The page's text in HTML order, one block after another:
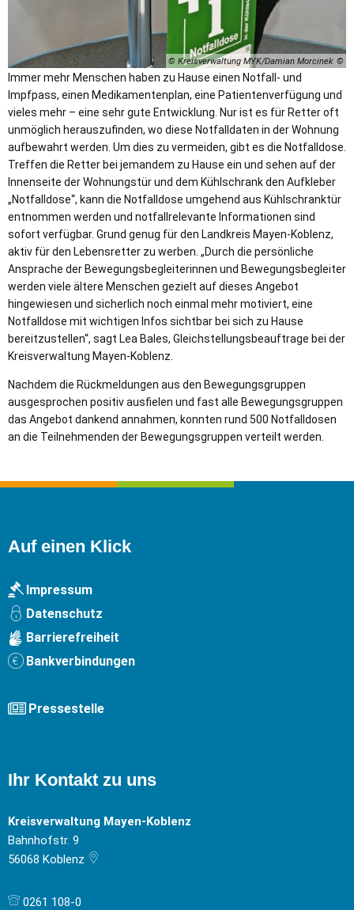
© Kreisverwaltung MYK/Damian Morcinek
Immer mehr Menschen haben zu Hause einen Notfall- und
Impfpass, einen Medikamentenplan, eine Patientenverfügung und
vieles mehr – eine sehr gute Entwicklung. Nur ist es für Retter oft
unmöglich herauszufinden, wo diese Notfalldaten in der Wohnung
aufbewahrt werden. Um dies zu vermeiden, gibt es die Notfalldose.
Treffen die Retter bei jemandem zu Hause ein und sehen auf der
Innenseite der Wohnungstür und dem Kühlschrank den Aufkleber
„Notfalldose“, kann die Notfalldose umgehend aus Kühlschranktür
entnommen werden und notfallrelevante Informationen sind
sofort verfügbar. Grund genug für den Landkreis Mayen-Koblenz,
aktiv für den Lebensretter zu werben. „Durch die persönliche
Ansprache der Bewegungsbegleiterinnen und Bewegungsbegleiter
werden viele ältere Menschen gezielt auf dieses Angebot
hingewiesen und sicherlich noch einmal mehr motiviert, eine
Notfalldose mit wichtigen Infos sichtbar bei sich zu Hause
bereitzustellen“, sagt Lea Bales, Gleichstellungsbeauftrage bei der
Kreisverwaltung Mayen-Koblenz.
Nachdem die Rückmeldungen aus den Bewegungsgruppen
ausgesprochen positiv ausfielen und fast alle Bewegungsgruppen
das Angebot dankend annahmen, konnten rund 500 Notfalldosen
an die Teilnehmenden der Bewegungsgruppen verteilt werden.
Auf einen Klick
Impressum
Datenschutz
Barrierefreiheit
Bankverbindungen
Pressestelle
Ihr Kontakt zu uns
Kreisverwaltung Mayen-Koblenz
Bahnhofstr. 9
56068 Koblenz
0261 108-0